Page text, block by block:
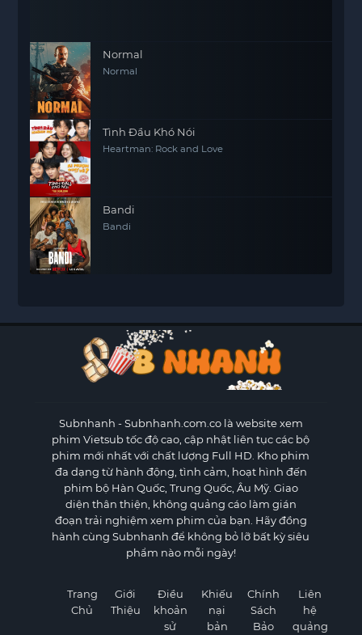
Normal
Normal
Tình Đầu Khó Nói
Heartman: Rock and Love
Bandi
Bandi
Subnhanh - Subnhanh.com.co là website xem
phim Vietsub tốc độ cao, cập nhật liên tục các bộ
phim mới nhất với chất lượng Full HD. Kho phim
đa dạng từ hành động, tình cảm, hoạt hình đến
phim bộ Hàn Quốc, Trung Quốc, Âu Mỹ. Giao
diện thân thiện, không quảng cáo làm gián
đoạn trải nghiệm xem phim của bạn. Hãy đồng
hành cùng Subnhanh để không bỏ lỡ bất kỳ siêu
phẩm nào mỗi ngày!
Trang
Chủ
Giới
Thiệu
Điều
khoản
sử
Khiếu
nại
bản
Chính
Sách
Bảo
Liên
hệ
quảng